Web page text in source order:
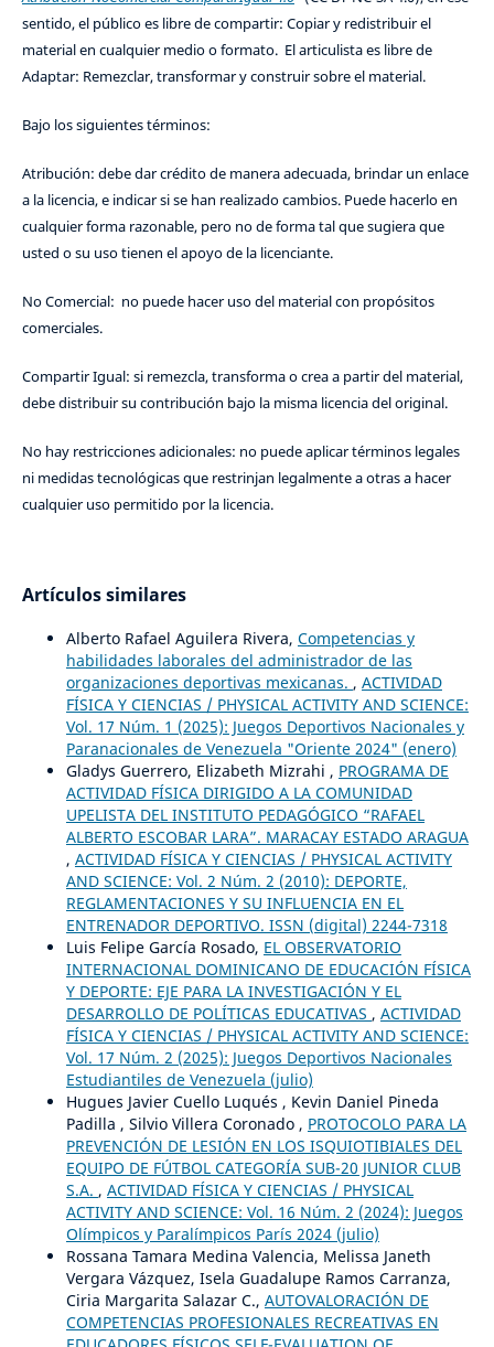
sentido, el público es libre de compartir: Copiar y redistribuir el
material en cualquier medio o formato. El articulista es libre de
Adaptar: Remezclar, transformar y construir sobre el material.
Bajo los siguientes términos:
Atribución: debe dar crédito de manera adecuada, brindar un enlace
a la licencia, e indicar si se han realizado cambios. Puede hacerlo en
cualquier forma razonable, pero no de forma tal que sugiera que
usted o su uso tienen el apoyo de la licenciante.
No Comercial: no puede hacer uso del material con propósitos
comerciales.
Compartir Igual: si remezcla, transforma o crea a partir del material,
debe distribuir su contribución bajo la misma licencia del original.
No hay restricciones adicionales: no puede aplicar términos legales
ni medidas tecnológicas que restrinjan legalmente a otras a hacer
cualquier uso permitido por la licencia.
Artículos similares
Alberto Rafael Aguilera Rivera, Competencias y
habilidades laborales del administrador de las
organizaciones deportivas mexicanas. , ACTIVIDAD
FÍSICA Y CIENCIAS / PHYSICAL ACTIVITY AND SCIENCE:
Vol. 17 Núm. 1 (2025): Juegos Deportivos Nacionales y
Paranacionales de Venezuela "Oriente 2024" (enero)
Gladys Guerrero, Elizabeth Mizrahi , PROGRAMA DE
ACTIVIDAD FÍSICA DIRIGIDO A LA COMUNIDAD
UPELISTA DEL INSTITUTO PEDAGÓGICO “RAFAEL
ALBERTO ESCOBAR LARA”. MARACAY ESTADO ARAGUA
, ACTIVIDAD FÍSICA Y CIENCIAS / PHYSICAL ACTIVITY
AND SCIENCE: Vol. 2 Núm. 2 (2010): DEPORTE,
REGLAMENTACIONES Y SU INFLUENCIA EN EL
ENTRENADOR DEPORTIVO. ISSN (digital) 2244-7318
Luis Felipe García Rosado, EL OBSERVATORIO
INTERNACIONAL DOMINICANO DE EDUCACIÓN FÍSICA
Y DEPORTE: EJE PARA LA INVESTIGACIÓN Y EL
DESARROLLO DE POLÍTICAS EDUCATIVAS , ACTIVIDAD
FÍSICA Y CIENCIAS / PHYSICAL ACTIVITY AND SCIENCE:
Vol. 17 Núm. 2 (2025): Juegos Deportivos Nacionales
Estudiantiles de Venezuela (julio)
Hugues Javier Cuello Luqués , Kevin Daniel Pineda
Padilla , Silvio Villera Coronado , PROTOCOLO PARA LA
PREVENCIÓN DE LESIÓN EN LOS ISQUIOTIBIALES DEL
EQUIPO DE FÚTBOL CATEGORÍA SUB-20 JUNIOR CLUB
S.A. , ACTIVIDAD FÍSICA Y CIENCIAS / PHYSICAL
ACTIVITY AND SCIENCE: Vol. 16 Núm. 2 (2024): Juegos
Olímpicos y Paralímpicos París 2024 (julio)
Rossana Tamara Medina Valencia, Melissa Janeth
Vergara Vázquez, Isela Guadalupe Ramos Carranza,
Ciria Margarita Salazar C., AUTOVALORACIÓN DE
COMPETENCIAS PROFESIONALES RECREATIVAS EN